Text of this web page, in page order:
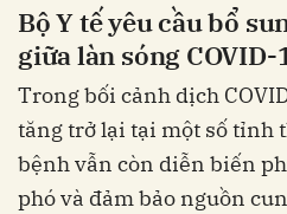
Bộ Y tế yêu cầu bổ
giữa làn sóng
Trong bối cảnh dịch
tăng trở lại tại một số tỉnh
bệnh vẫn còn diễn biến
phó và đảm bảo nguồn